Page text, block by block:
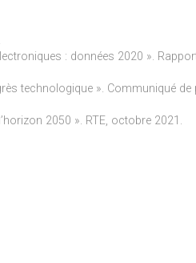
: données 2020 ».
technologique ». Communiqué de
2050 ». RTE, octobre 2021.